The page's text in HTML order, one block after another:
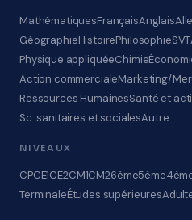
MathématiquesFrançaisAnglais
GéographieHistoirePhilosophieSVT
Physique appliquéeChimie
Action commercialeMarketing/
Ressources HumainesSanté et
Sc. sanitaires et socialesAutre
NIVEAUX
CPCE1CE2CM1CM26ème5ème
TerminaleÉtudes supérieures